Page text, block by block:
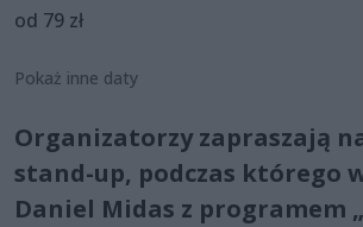
od 79 zł
Pokaż inne daty
Organizatorzy zapraszają
stand-up, podczas którego
Daniel Midas z programem